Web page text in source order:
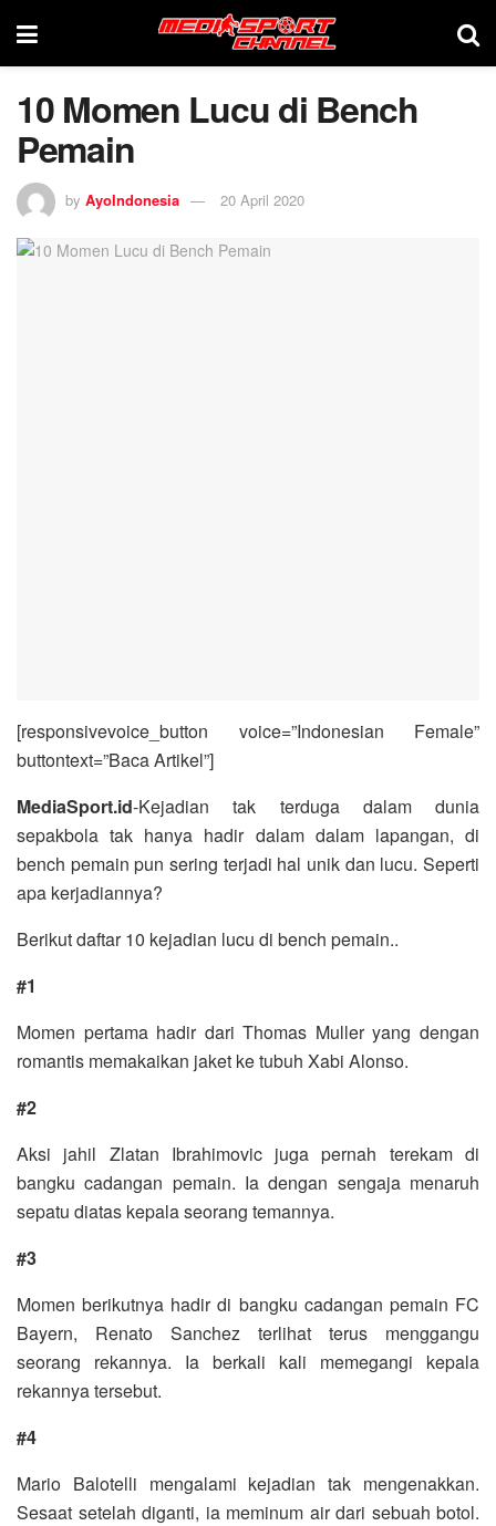
10 Momen Lucu di Bench
Pemain
by AyoIndonesia 20 April 2020
[responsivevoice_button voice=”Indonesian Female”
buttontext=”Baca Artikel”]
MediaSport.id-Kejadian tak terduga dalam dunia
sepakbola tak hanya hadir dalam dalam lapangan, di
bench pemain pun sering terjadi hal unik dan lucu. Seperti
apa kerjadiannya?
Berikut daftar 10 kejadian lucu di bench pemain..
#1
Momen pertama hadir dari Thomas Muller yang dengan
romantis memakaikan jaket ke tubuh Xabi Alonso.
#2
Aksi jahil Zlatan Ibrahimovic juga pernah terekam di
bangku cadangan pemain. Ia dengan sengaja menaruh
sepatu diatas kepala seorang temannya.
#3
Momen berikutnya hadir di bangku cadangan pemain FC
Bayern, Renato Sanchez terlihat terus menggangu
seorang rekannya. Ia berkali kali memegangi kepala
rekannya tersebut.
#4
Mario Balotelli mengalami kejadian tak mengenakkan.
Sesaat setelah diganti, ia meminum air dari sebuah botol.